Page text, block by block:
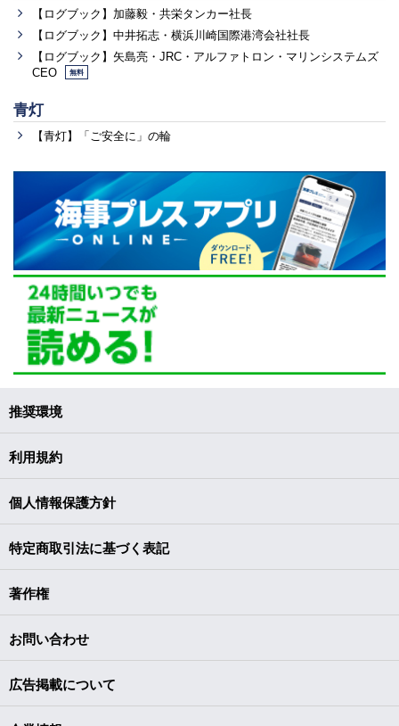
【ログブック】加藤毅・共栄タンカー社長
【ログブック】中井拓志・横浜川崎国際港湾会社社長
【ログブック】矢島亮・JRC・アルファトロン・マリンシステムズ
CEO
無料
青灯
【青灯】「ご安全に」の輪
推奨環境
利用規約
個人情報保護方針
特定商取引法に基づく表記
著作権
お問い合わせ
広告掲載について